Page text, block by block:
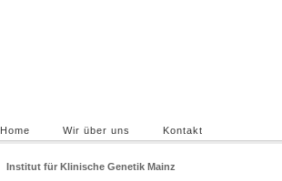
Home Wir über uns Kontakt
Institut für Klinische Genetik Mainz